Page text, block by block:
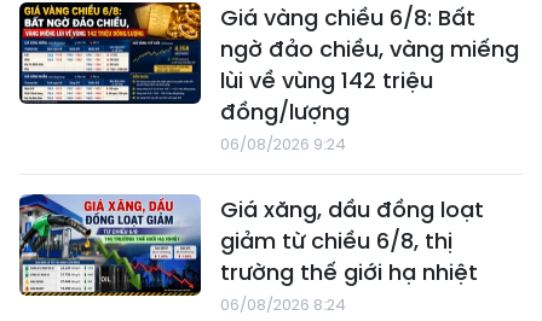
Giá vàng chiều 6/8: Bất
ngờ đảo chiều, vàng miếng
lùi về vùng 142 triệu
đồng/lượng
06/08/2026 9:24
Giá xăng, dầu đồng loạt
giảm từ chiều 6/8, thị
trường thế giới hạ nhiệt
06/08/2026 8:24